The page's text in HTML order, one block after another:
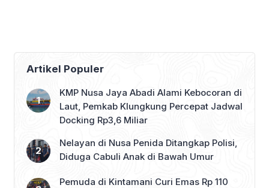
Artikel Populer
KMP Nusa Jaya Abadi Alami Kebocoran di
Laut, Pemkab Klungkung Percepat Jadwal
Docking Rp3,6 Miliar
Nelayan di Nusa Penida Ditangkap Polisi,
Diduga Cabuli Anak di Bawah Umur
Pemuda di Kintamani Curi Emas Rp 110